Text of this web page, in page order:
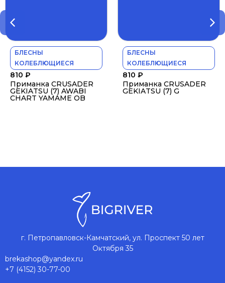
БЛЕСНЫ
КОЛЕБЛЮЩИЕСЯ
810 ₽
Приманка CRUSADER
GEKIATSU (7) AWABI
CHART YAMAME OB
БЛЕСНЫ
КОЛЕБЛЮЩИЕСЯ
810 ₽
Приманка CRUSADER
GEKIATSU (7) G
г. Петропавловск-Камчатский, ул. Проспект 50 лет
Октября 35
brekashop@yandex.ru
+7 (4152) 30-77-00